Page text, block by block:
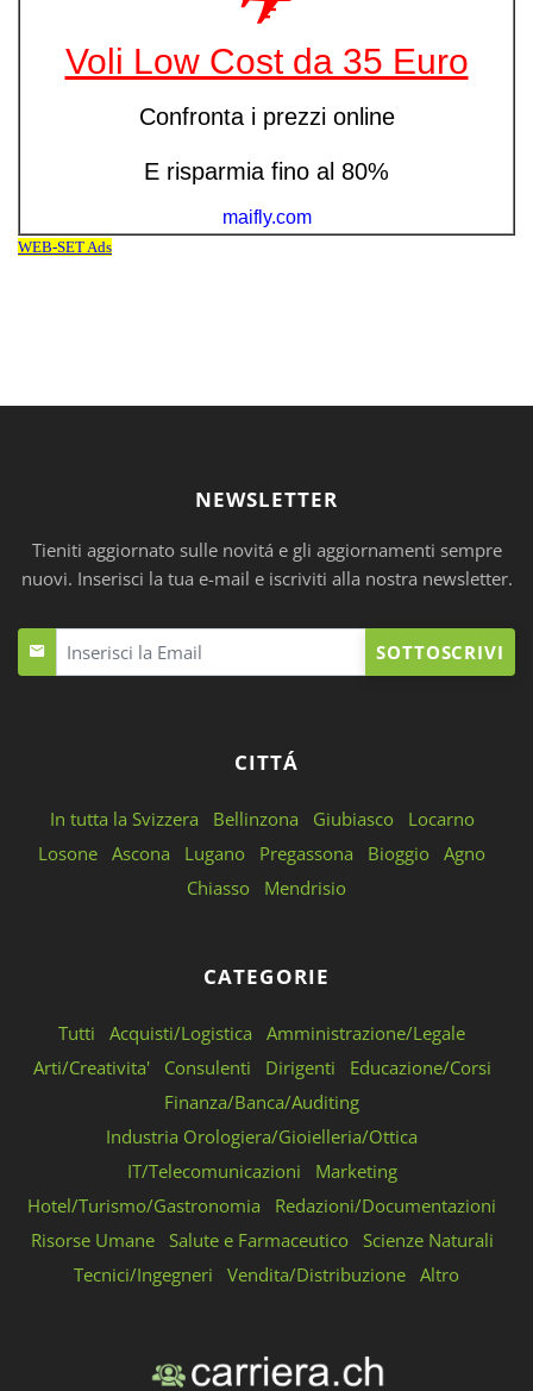
NEWSLETTER
Tieniti aggiornato sulle novitá e gli aggiornamenti sempre
nuovi. Inserisci la tua e-mail e iscriviti alla nostra newsletter.
SOTTOSCRIVI
CITTÁ
In tutta la Svizzera Bellinzona Giubiasco
Locarno
Losone Ascona Lugano Pregassona Bioggio Agno
Chiasso
Mendrisio
CATEGORIE
Tutti Acquisti/Logistica
Amministrazione/Legale
Arti/Creativita'
Consulenti Dirigenti
Educazione/Corsi
Finanza/Banca/Auditing
Industria Orologiera/Gioielleria/Ottica
IT/Telecomunicazioni
Marketing
Hotel/Turismo/Gastronomia
Redazioni/Documentazioni
Risorse Umane
Salute e Farmaceutico
Scienze Naturali
Tecnici/Ingegneri
Vendita/Distribuzione Altro